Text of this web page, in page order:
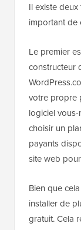
Il existe
important de
Le premier
constructeur
votre propre
logiciel
choisir un
payants
site web
Bien que
installer de
gratuit. Cela